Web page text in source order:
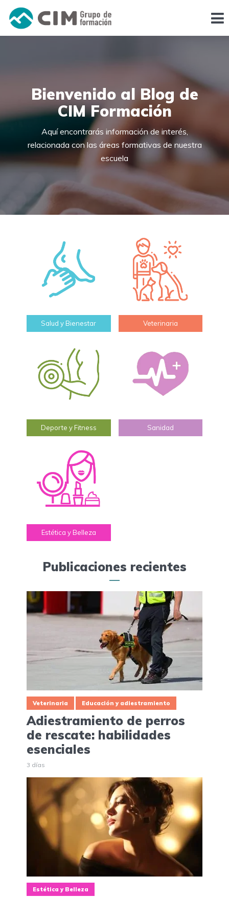
Bienvenido al Blog de
CIM Formación
Aquí encontrarás información de interés,
relacionada con las áreas formativas de nuestra
escuela
Salud y Bienestar Veterinaria
Deporte y Fitness Sanidad
Estética y Belleza
Publicaciones recientes
Veterinaria Educación y adiestramiento
Adiestramiento de perros
de rescate: habilidades
esenciales
3 días
Estética y Belleza